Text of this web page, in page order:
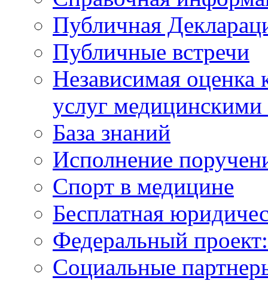
Публичная
Публичные встречи
Независимая оценка
услуг
База знаний
Исполнение
Спорт в медицине
Бесплатная
Федеральный
Социальные